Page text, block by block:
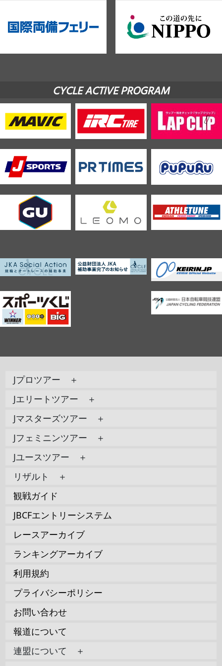
CYCLE ACTIVE PROGRAM
Jプロツアー ＋
Jエリートツアー ＋
Jマスターズツアー ＋
Jフェミニンツアー ＋
Jユースツアー ＋
リザルト ＋
観戦ガイド
JBCFエントリーシステム
レースアーカイブ
ランキングアーカイブ
利用規約
プライバシーポリシー
お問い合わせ
報道について
連盟について ＋